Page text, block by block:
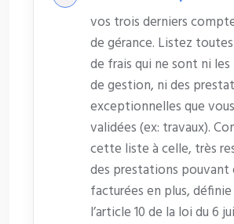
vos trois derniers
de gérance. Listez
de frais qui ne sont ni
de gestion, ni des
exceptionnelles que
validées (ex: travaux).
cette liste à celle, très
des prestations pouvant
facturées en plus, définie
l’article 10 de la loi du 6